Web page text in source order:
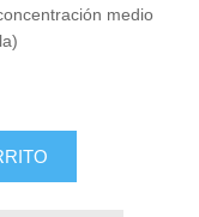
medio